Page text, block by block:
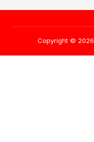
Copyright © 2026